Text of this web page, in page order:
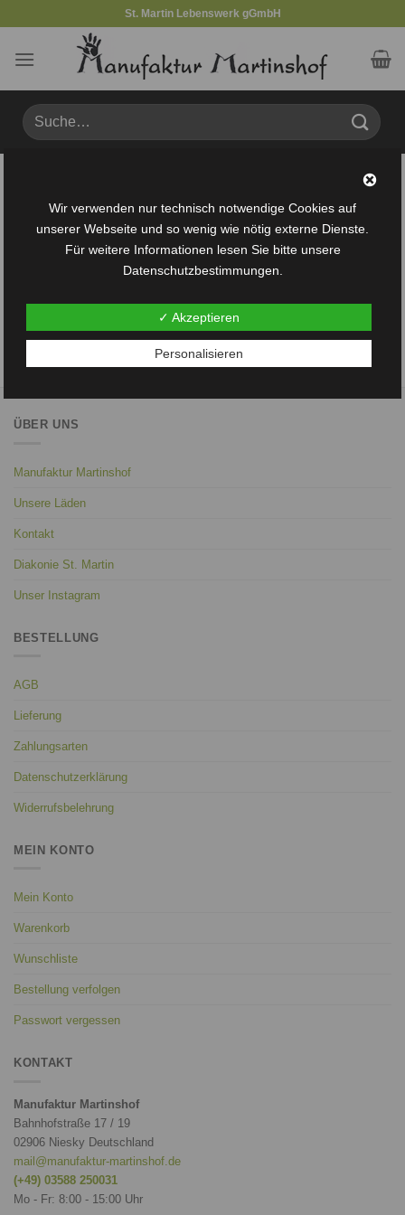
springen
St. Martin Lebenswerk gGmbH
Suche
nach:
Dein Warenkorb ist gegenwärtig leer.
ZURÜCK ZUM SHOP
ÜBER UNS
Manufaktur Martinshof
Unsere Läden
Kontakt
Diakonie St. Martin
Unser Instagram
BESTELLUNG
AGB
Lieferung
Zahlungsarten
Datenschutzerklärung
Widerrufsbelehrung
MEIN KONTO
Mein Konto
Warenkorb
Wunschliste
Bestellung verfolgen
Passwort vergessen
KONTAKT
Manufaktur Martinshof
Bahnhofstraße 17 / 19
02906 Niesky Deutschland
mail@manufaktur-martinshof.de
(+49) 03588 250031
Mo - Fr: 8:00 - 15:00 Uhr
Wir verwenden nur technisch notwendige Cookies auf
unserer Webseite und so wenig wie nötig externe Dienste.
Für weitere Informationen lesen Sie bitte unsere
Datenschutzbestimmungen.
✓ Akzeptieren
Personalisieren